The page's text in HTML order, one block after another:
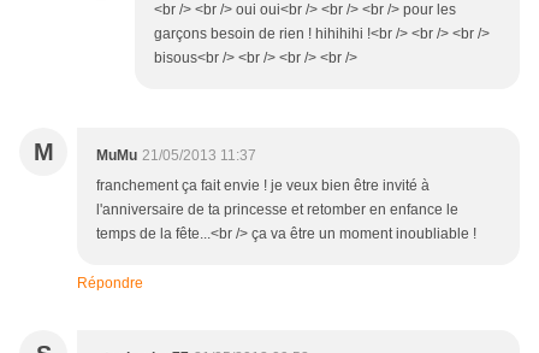
<br /> <br /> oui oui<br /> <br /> <br /> pour les
garçons besoin de rien ! hihihihi !<br /> <br /> <br />
bisous<br /> <br /> <br /> <br />
M MuMu 21/05/2013 11:37
franchement ça fait envie ! je veux bien être invité à
l'anniversaire de ta princesse et retomber en enfance le
temps de la fête...<br /> ça va être un moment inoubliable !
Répondre